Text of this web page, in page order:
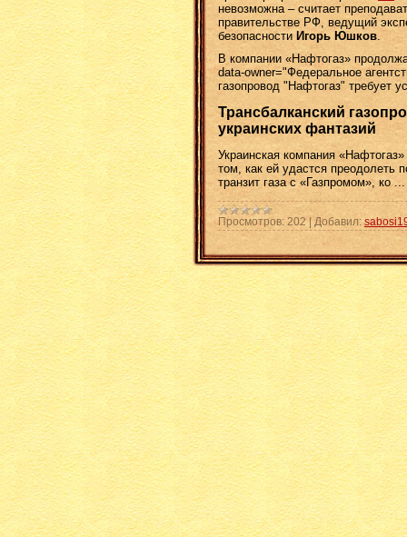
невозможна – считает
правительстве РФ, ведущий
безопасности Игорь Юшков
В компании «Нафтогаз»
data-owner="Федеральное
газопровод "Нафтогаз" требует
Трансбалканский
украинских фантазий
Украинская компания
том, как ей удастся преодолеть
транзит газа с «Газпромом», ко
Просмотров: 202 | Добавил: